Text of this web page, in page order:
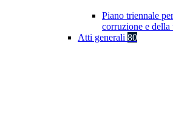
Piano triennale
corruzione e della
Atti generali 80